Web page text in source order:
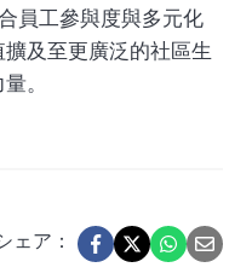
員工參與度與多元化
及至更廣泛的社區生
。
ェア：